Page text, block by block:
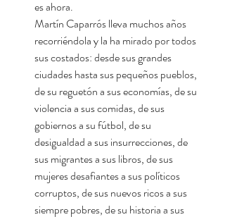
es ahora.
Martín Caparrós lleva muchos años
recorriéndola y la ha mirado por todos
sus costados: desde sus grandes
ciudades hasta sus pequeños pueblos,
de su reguetón a sus economías, de su
violencia a sus comidas, de sus
gobiernos a su fútbol, de su
desigualdad a sus insurrecciones, de
sus migrantes a sus libros, de sus
mujeres desafiantes a sus políticos
corruptos, de sus nuevos ricos a sus
siempre pobres, de su historia a sus